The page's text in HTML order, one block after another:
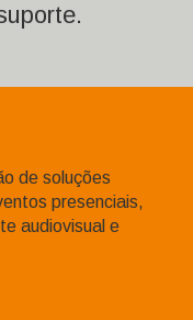
de soluções
presenciais,
audiovisual e